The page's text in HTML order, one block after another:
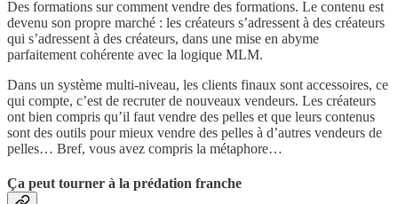
Des formations sur comment vendre des formations. Le contenu est
devenu son propre marché : les créateurs s’adressent à des créateurs
qui s’adressent à des créateurs, dans une mise en abyme
parfaitement cohérente avec la logique MLM.
Dans un système multi-niveau, les clients finaux sont accessoires, ce
qui compte, c’est de recruter de nouveaux vendeurs. Les créateurs
ont bien compris qu’il faut vendre des pelles et que leurs contenus
sont des outils pour mieux vendre des pelles à d’autres vendeurs de
pelles… Bref, vous avez compris la métaphore…
Ça peut tourner à la prédation franche